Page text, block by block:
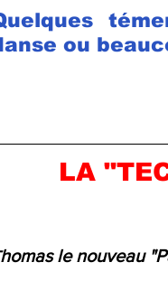
ou
LA
homas le nouveau